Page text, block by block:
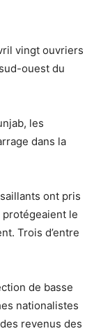
vingt ouvriers
ouest du
les
dans la
ont pris
le
Trois d’entre
de basse
nationalistes
revenus des